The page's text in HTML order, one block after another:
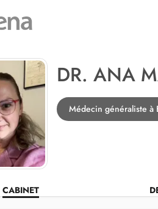
DR. ANA
Médecin généraliste à
CABINET